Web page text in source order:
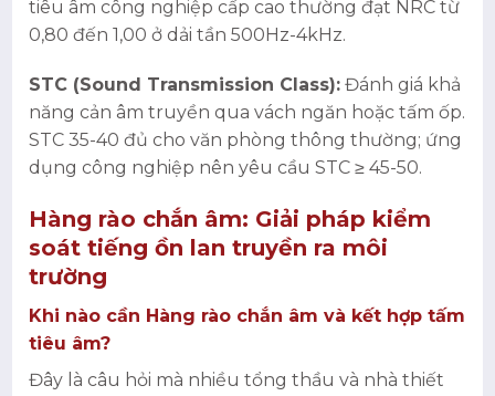
tiêu âm công nghiệp cấp cao thường đạt NRC từ
0,80 đến 1,00 ở dải tần 500Hz-4kHz.
STC (Sound Transmission Class): Đánh giá khả
năng cản âm truyền qua vách ngăn hoặc tấm ốp.
STC 35-40 đủ cho văn phòng thông thường; ứng
dụng công nghiệp nên yêu cầu STC ≥ 45-50.
Hàng rào chắn âm: Giải pháp kiểm
soát tiếng ồn lan truyền ra môi
trường
Khi nào cần Hàng rào chắn âm và kết hợp tấm
tiêu âm?
Đây là câu hỏi mà nhiều tổng thầu và nhà thiết